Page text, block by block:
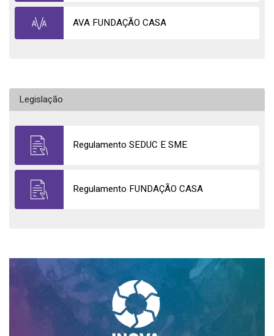
AVA FUNDAÇÃO CASA
Legislação
Regulamento SEDUC E SME
Regulamento FUNDAÇÃO CASA